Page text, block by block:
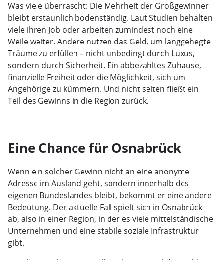
Was viele überrascht: Die Mehrheit der Großgewinner
bleibt erstaunlich bodenständig. Laut Studien behalten
viele ihren Job oder arbeiten zumindest noch eine
Weile weiter. Andere nutzen das Geld, um langgehegte
Träume zu erfüllen – nicht unbedingt durch Luxus,
sondern durch Sicherheit. Ein abbezahltes Zuhause,
finanzielle Freiheit oder die Möglichkeit, sich um
Angehörige zu kümmern. Und nicht selten fließt ein
Teil des Gewinns in die Region zurück.
Eine Chance für Osnabrück
Wenn ein solcher Gewinn nicht an eine anonyme
Adresse im Ausland geht, sondern innerhalb des
eigenen Bundeslandes bleibt, bekommt er eine andere
Bedeutung. Der aktuelle Fall spielt sich in Osnabrück
ab, also in einer Region, in der es viele mittelständische
Unternehmen und eine stabile soziale Infrastruktur
gibt.